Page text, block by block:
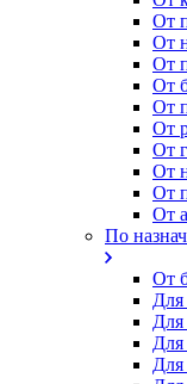
От
От
Oт
От
От
От
От
От
От
От
По
От
Для
Для
Для
Для